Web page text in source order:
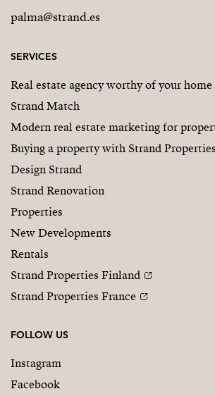
palma@strand.es
SERVICES
Real estate agency worthy of your home
Strand Match
Modern real estate marketing for
Buying a property with Strand Properties
Design Strand
Strand Renovation
Properties
New Developments
Rentals
Strand Properties Finland
Strand Properties France
FOLLOW US
Instagram
Facebook